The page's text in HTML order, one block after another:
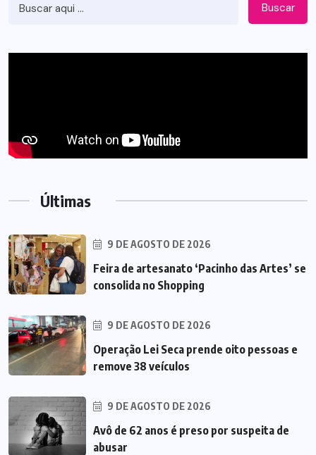
Buscar
Últimas
9 DE AGOSTO DE 2026
Feira de artesanato ‘Pacinho das Artes’ se
consolida no Shopping
9 DE AGOSTO DE 2026
Operação Lei Seca prende oito pessoas e
remove 38 veículos
9 DE AGOSTO DE 2026
Avô de 62 anos é preso por suspeita de
abusar